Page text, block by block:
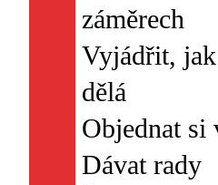
záměrech
Vyjádřit, jak
dělá
Objednat si
Dávat rady